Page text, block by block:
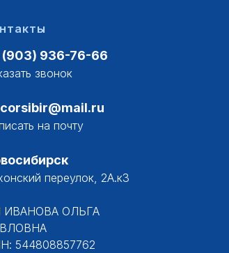
(903) 936-76-66
звонок
на почту
переулок, 2А.к3
ИВАНОВА ОЛЬГА
544808857762